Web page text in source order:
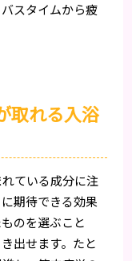
スタイムから疲
取れる入浴
ている成分に注
期待できる効果
のを選ぶこと
出せます。たと